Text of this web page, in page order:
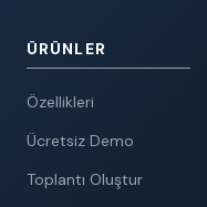
ÜRÜNLER
Özellikleri
Ücretsiz Demo
Toplantı Oluştur